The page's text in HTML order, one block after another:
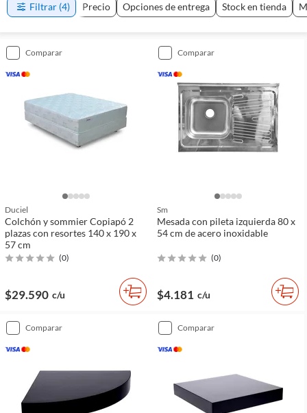
Filtrar (4) Precio Opciones de entrega Stock en tienda
comparar
Duciel
Colchón y sommier Copiapó 2
plazas con resortes 140 x 190 x
57 cm
(0)
$29.590 c/u
comparar
Sm
Mesada con pileta izquierda 80 x
54 cm de acero inoxidable
(0)
$4.181 c/u
comparar comparar